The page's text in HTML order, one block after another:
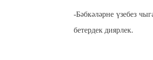
-Бәбкәләрне үзебез
бетердек диярлек.